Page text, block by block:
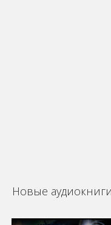
Новые аудиокниги